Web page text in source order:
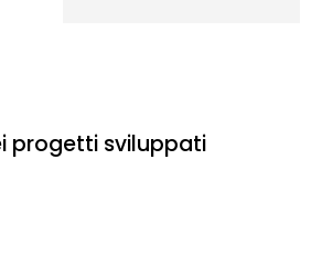
progetti sviluppati